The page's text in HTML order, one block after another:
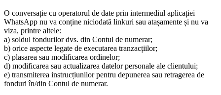
O conversație cu operatorul de date prin intermediul aplicației
WhatsApp nu va conține niciodată linkuri sau atașamente și nu va
viza, printre altele:
a) soldul fondurilor dvs. din Contul de numerar;
b) orice aspecte legate de executarea tranzacțiilor;
c) plasarea sau modificarea ordinelor;
d) modificarea sau actualizarea datelor personale ale clientului;
e) transmiterea instrucțiunilor pentru depunerea sau retragerea de
fonduri în/din Contul de numerar.